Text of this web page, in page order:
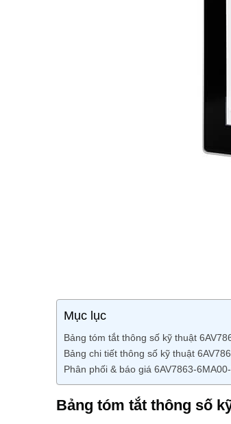
Mục lục
Bảng tóm tắt thông số kỹ thuật
Bảng chi tiết thông số kỹ thuật
Phân phối & báo giá 6AV7863-
Bảng tóm tắt thông số